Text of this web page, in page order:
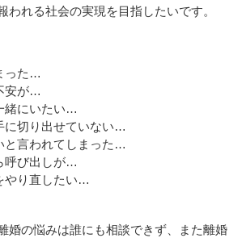
われる社会の実現を目指したいです。
った…
安が…
緒にいたい…
に切り出せていない…
と言われてしまった…
呼び出しが…
やり直したい…
婚の悩みは誰にも相談できず、また離婚